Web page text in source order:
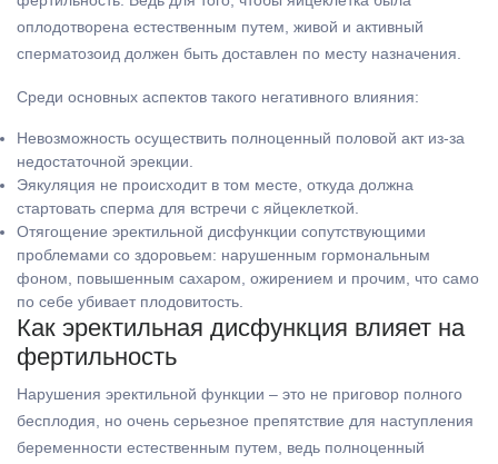
оплодотворена естественным путем, живой и активный
сперматозоид должен быть доставлен по месту назначения.
Среди основных аспектов такого негативного влияния:
Невозможность осуществить полноценный половой акт из-за
недостаточной эрекции.
Эякуляция не происходит в том месте, откуда должна
стартовать сперма для встречи с яйцеклеткой.
Отягощение эректильной дисфункции сопутствующими
проблемами со здоровьем: нарушенным гормональным
фоном, повышенным сахаром, ожирением и прочим, что само
по себе убивает плодовитость.
Как эректильная дисфункция влияет на
фертильность
Нарушения эректильной функции – это не приговор полного
бесплодия, но очень серьезное препятствие для наступления
беременности естественным путем, ведь полноценный